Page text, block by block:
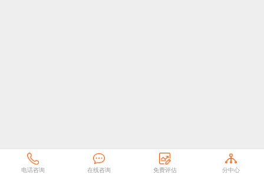
电话咨询 在线咨询 免费评估 分中心